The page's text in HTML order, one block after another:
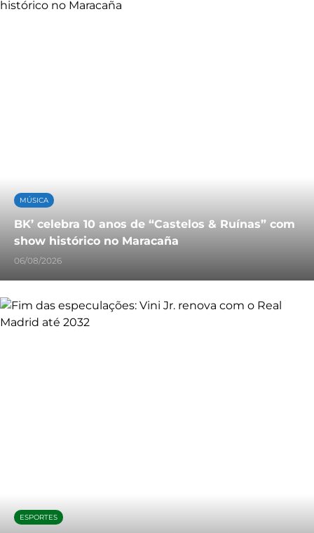
MÚSICA
BK’ celebra 10 anos de “Castelos & Ruínas” com
show histórico no Maracaña
06/08/2026
ESPORTES